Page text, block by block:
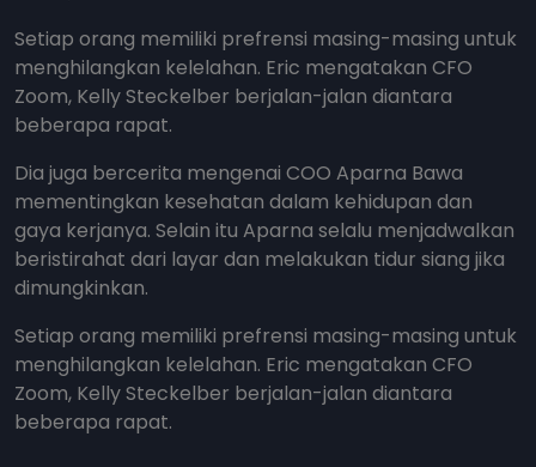
Setiap orang memiliki prefrensi masing-masing untuk
menghilangkan kelelahan. Eric mengatakan CFO
Zoom, Kelly Steckelber berjalan-jalan diantara
beberapa rapat.
Dia juga bercerita mengenai COO Aparna Bawa
mementingkan kesehatan dalam kehidupan dan
gaya kerjanya. Selain itu Aparna selalu menjadwalkan
beristirahat dari layar dan melakukan tidur siang jika
dimungkinkan.
Setiap orang memiliki prefrensi masing-masing untuk
menghilangkan kelelahan. Eric mengatakan CFO
Zoom, Kelly Steckelber berjalan-jalan diantara
beberapa rapat.